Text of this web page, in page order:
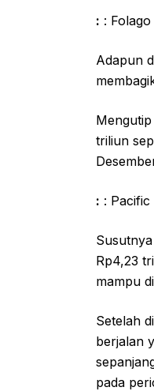
: :
Adapun
triliun
: :
Rp4,23
mampu
Setelah
berjalan
pada